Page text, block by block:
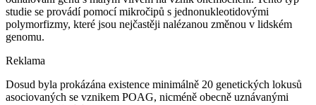
studie se provádí pomocí mikročipů s jednonukleotidovými
polymorfizmy, které jsou nejčastěji nalézanou změnou v lidském
genomu.
Reklama
Dosud byla prokázána existence minimálně 20 genetických lokusů
asociovaných se vznikem POAG, nicméně obecně uznávanými